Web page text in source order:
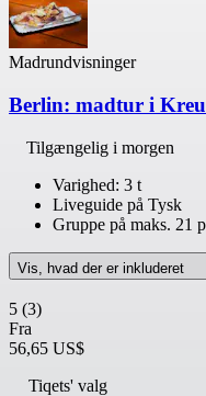
Madrundvisninger
Berlin: madtur i
Tilgængelig i morgen
Varighed: 3 t
Liveguide på Tysk
Gruppe på maks. 21
Vis, hvad der er inkluderet
5 (3)
Fra
56,65 US$
Tiqets' valg